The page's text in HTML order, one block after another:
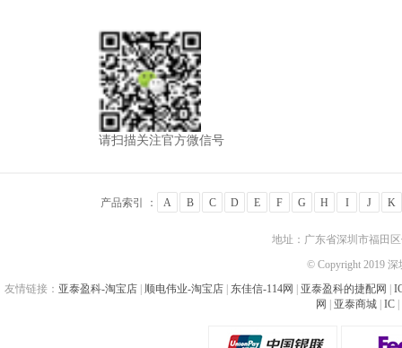
请扫描关注官方微信号
产品索引 ： A B C D E F G H I J K
地址：广东省深圳市福田
© Copyright 2019
友情链接： 亚泰盈科-淘宝店 | 顺电伟业-淘宝店 | 东佳信-114网 | 亚泰盈科的捷配网 |
网 | 亚泰商城 | IC